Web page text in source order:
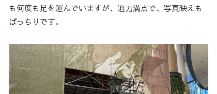
も何度も足を運んでいますが、迫力満点で、写真映えも
ばっちりです。